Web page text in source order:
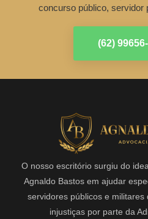
concurso público, servidor
(62)
O nosso escritório surgiu do
Agnaldo Bastos em ajudar
servidores públicos e
injustiças por parte da